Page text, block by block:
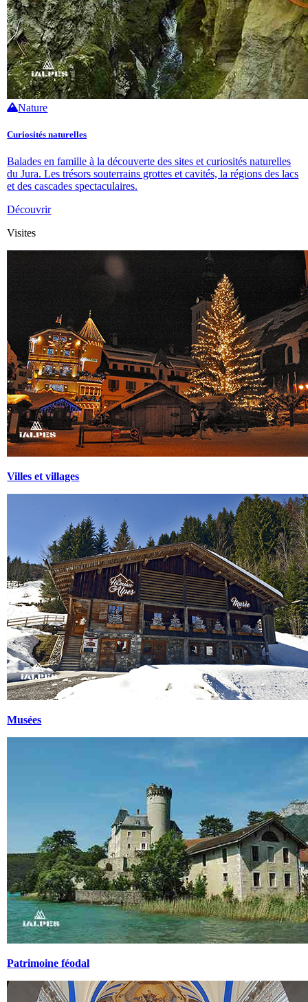
Nature
Curiosités naturelles
Balades en famille à la découverte des sites et curiosités naturelles
du Jura. Les trésors souterrains grottes et cavités, la régions des lacs
et des cascades spectaculaires.
Découvrir
Visites
Villes et villages
Musées
Patrimoine féodal